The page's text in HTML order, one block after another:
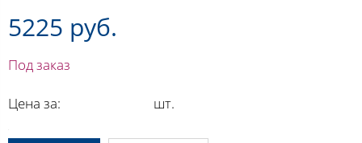
5225 руб.
Под заказ
Цена за: шт.